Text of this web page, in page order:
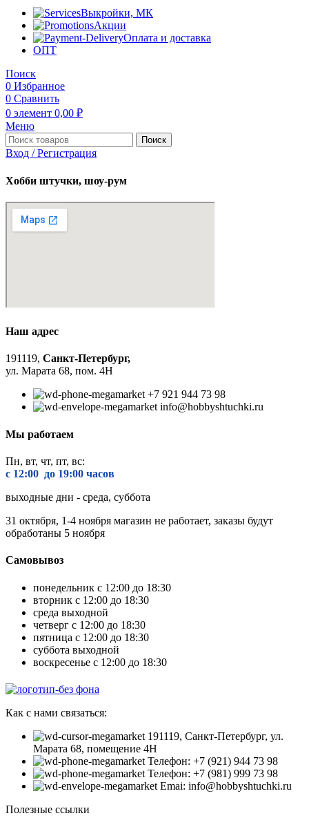
Выкройки, МК
Акции
Оплата и доставка
ОПТ
Поиск
0 Избранное
0 Сравнить
0 элемент 0,00 ₽
Меню
Поиск
Вход / Регистрация
Хобби штучки, шоу-рум
Наш адрес
191119, Санкт-Петербург,
ул. Марата 68, пом. 4Н
+7 921 944 73 98
info@hobbyshtuchki.ru
Мы работаем
Пн, вт, чт, пт, вс:
с 12:00 до 19:00 часов
выходные дни - среда, суббота
31 октября, 1-4 ноября магазин не работает, заказы будут
обработаны 5 ноября
Самовывоз
понедельник с 12:00 до 18:30
вторник с 12:00 до 18:30
среда выходной
четверг с 12:00 до 18:30
пятница с 12:00 до 18:30
суббота выходной
воскресенье с 12:00 до 18:30
Как с нами связаться:
191119, Санкт-Петербург, ул.
Марата 68, помещение 4Н
Телефон: +7 (921) 944 73 98
Телефон: +7 (981) 999 73 98
Emai: info@hobbyshtuchki.ru
Полезные ссылки